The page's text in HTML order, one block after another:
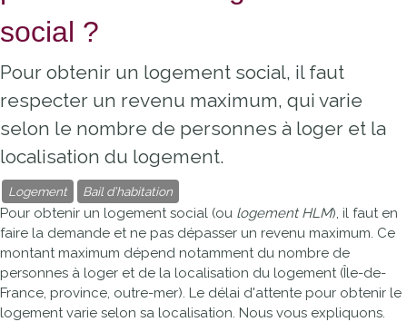
social ?
Pour obtenir un logement social, il faut
respecter un revenu maximum, qui varie
selon le nombre de personnes à loger et la
localisation du logement.
Logement Bail d’habitation
Pour obtenir un logement social (ou logement HLM), il faut en
faire la demande et ne pas dépasser un revenu maximum. Ce
montant maximum dépend notamment du nombre de
personnes à loger et de la localisation du logement (Île-de-
France, province, outre-mer). Le délai d'attente pour obtenir le
logement varie selon sa localisation. Nous vous expliquons.